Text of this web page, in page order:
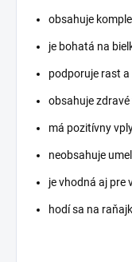
obsahuje
je bohatá na
podporuje rast
obsahuje
má pozitívny
neobsahuje
je vhodná aj pre
hodí sa na